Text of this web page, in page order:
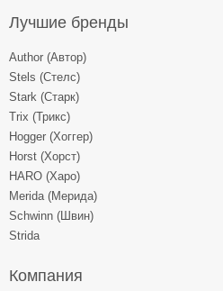
Лучшие бренды
Author (Автор)
Stels (Стелс)
Stark (Старк)
Trix (Трикс)
Hogger (Хоггер)
Horst (Хорст)
HARO (Харо)
Merida (Мерида)
Schwinn (Швин)
Strida
Компания